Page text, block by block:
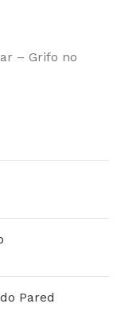
– Grifo no
Pared